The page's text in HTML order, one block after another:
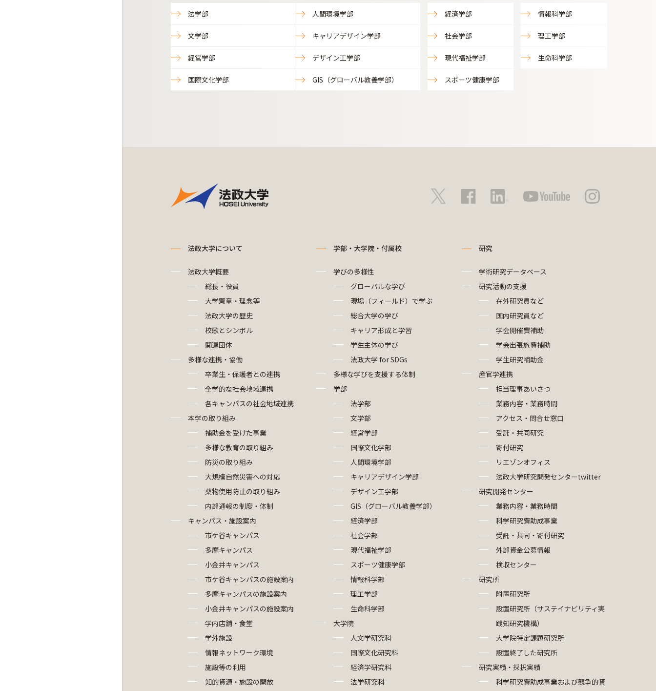
法学部 人間環境学部
文学部 キャリアデザイン学部
経営学部 デザイン工学部
国際文化学部 GIS（グローバル教養学部）
経済学部
社会学部
現代福祉学部
スポーツ健康学部
情報科学部
理工学部
生命科学部
法政大学について
法政大学概要
総長・役員
大学憲章・理念等
法政大学の歴史
校歌とシンボル
関連団体
多様な連携・協働
卒業生・保護者との連携
全学的な社会地域連携
各キャンパスの社会地域連携
本学の取り組み
補助金を受けた事業
多様な教育の取り組み
防災の取り組み
大規模自然災害への対応
薬物使用防止の取り組み
内部通報の制度・体制
キャンパス・施設案内
市ケ谷キャンパス
多摩キャンパス
小金井キャンパス
市ケ谷キャンパスの施設案内
多摩キャンパスの施設案内
小金井キャンパスの施設案内
学内店舗・食堂
学外施設
情報ネットワーク環境
施設等の利用
知的資源・施設の開放
学部・大学院・付属校
学びの多様性
グローバルな学び
現場（フィールド）で学ぶ
総合大学の学び
キャリア形成と学習
学生主体の学び
法政大学 for SDGs
多様な学びを支援する体制
学部
法学部
文学部
経営学部
国際文化学部
人間環境学部
キャリアデザイン学部
デザイン工学部
GIS（グローバル教養学部）
経済学部
社会学部
現代福祉学部
スポーツ健康学部
情報科学部
理工学部
生命科学部
大学院
人文学研究科
国際文化研究科
経済学研究科
法学研究科
研究
学術研究データベース
研究活動の支援
在外研究員など
国内研究員など
学会開催費補助
学会出張旅費補助
学生研究補助金
産官学連携
担当理事あいさつ
業務内容・業務時間
アクセス・問合せ窓口
受託・共同研究
寄付研究
リエゾンオフィス
法政大学研究開発センターtwitter
研究開発センター
業務内容・業務時間
科学研究費助成事業
受託・共同・寄付研究
外部資金公募情報
検収センター
研究所
附置研究所
設置研究所（サステイナビリティ実
践知研究機構）
大学院特定課題研究所
設置終了した研究所
研究実績・採択実績
科学研究費助成事業および競争的資